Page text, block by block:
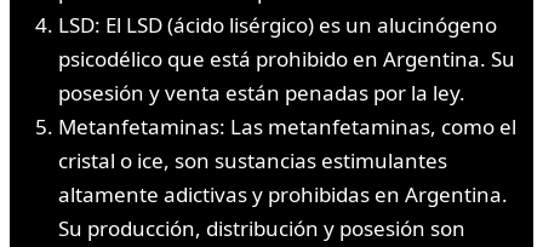
LSD: El LSD (ácido lisérgico) es un alucinógeno
psicodélico que está prohibido en Argentina. Su
posesión y venta están penadas por la ley.
Metanfetaminas: Las metanfetaminas, como el
cristal o ice, son sustancias estimulantes
altamente adictivas y prohibidas en Argentina.
Su producción, distribución y posesión son